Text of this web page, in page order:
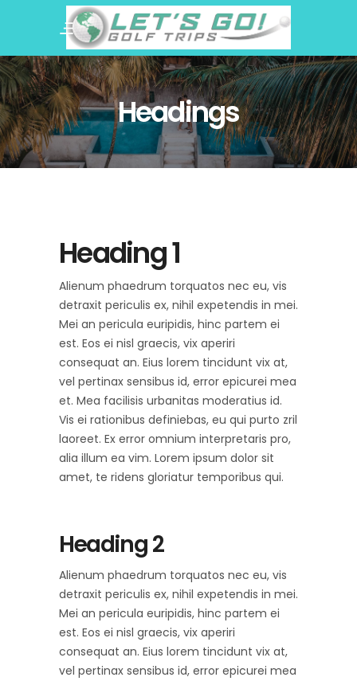
Headings
Heading 1
Alienum phaedrum torquatos nec eu, vis
detraxit periculis ex, nihil expetendis in mei.
Mei an pericula euripidis, hinc partem ei
est. Eos ei nisl graecis, vix aperiri
consequat an. Eius lorem tincidunt vix at,
vel pertinax sensibus id, error epicurei mea
et. Mea facilisis urbanitas moderatius id.
Vis ei rationibus definiebas, eu qui purto zril
laoreet. Ex error omnium interpretaris pro,
alia illum ea vim. Lorem ipsum dolor sit
amet, te ridens gloriatur temporibus qui.
Heading 2
Alienum phaedrum torquatos nec eu, vis
detraxit periculis ex, nihil expetendis in mei.
Mei an pericula euripidis, hinc partem ei
est. Eos ei nisl graecis, vix aperiri
consequat an. Eius lorem tincidunt vix at,
vel pertinax sensibus id, error epicurei mea